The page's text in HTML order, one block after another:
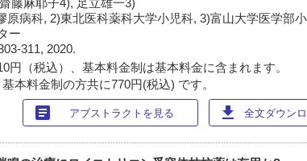
原病科, 2)東北医科薬科大学小児科, 3)富山大学医学部
ー
311, 2020.
円（税込）、基本料金制は基本料金に含まれます。
本料金制の方共に770円(税込) です。
article アブストラクトを見る download 全文ダウン